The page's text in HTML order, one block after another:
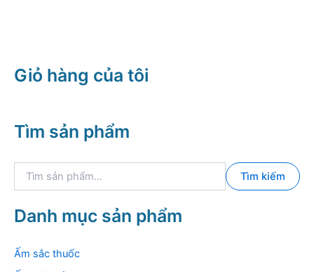
Giỏ hàng của tôi
Tìm sản phẩm
k
i
m
Tìm kiếm
Danh mục sản phẩm
Ấm sắc thuốc